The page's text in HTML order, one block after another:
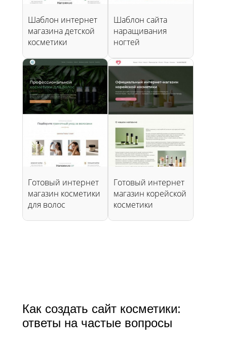
Шаблон интернет
магазина детской
косметики
Шаблон сайта
наращивания
ногтей
Готовый интернет
магазин косметики
для волос
Готовый интернет
магазин корейской
косметики
Как создать сайт косметики:
ответы на частые вопросы